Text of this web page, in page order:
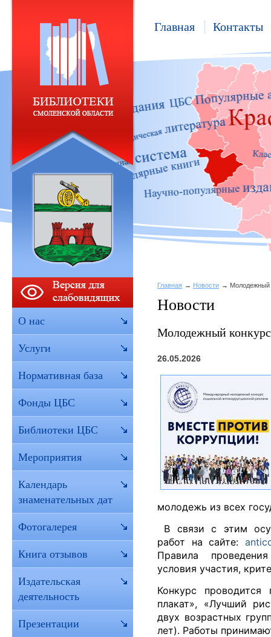
Главная Контакты
Главная Новости Молодежный
Новости
Молодежный
26.05.2026
молодежь из всех
В связи с этим
работ на сайте:
Правила
условия участия,
Конкурс
плакат», «Лучший
двух возрастных
лет). Работы
О нас
Услуги
Нормативная база
Фонды ЦБС
Библиотеки ЦБС
Мероприятия
Календарь
знаменательных дат
Фотогалерея
Книга отзывов
Издательская
деятельность
Презентации